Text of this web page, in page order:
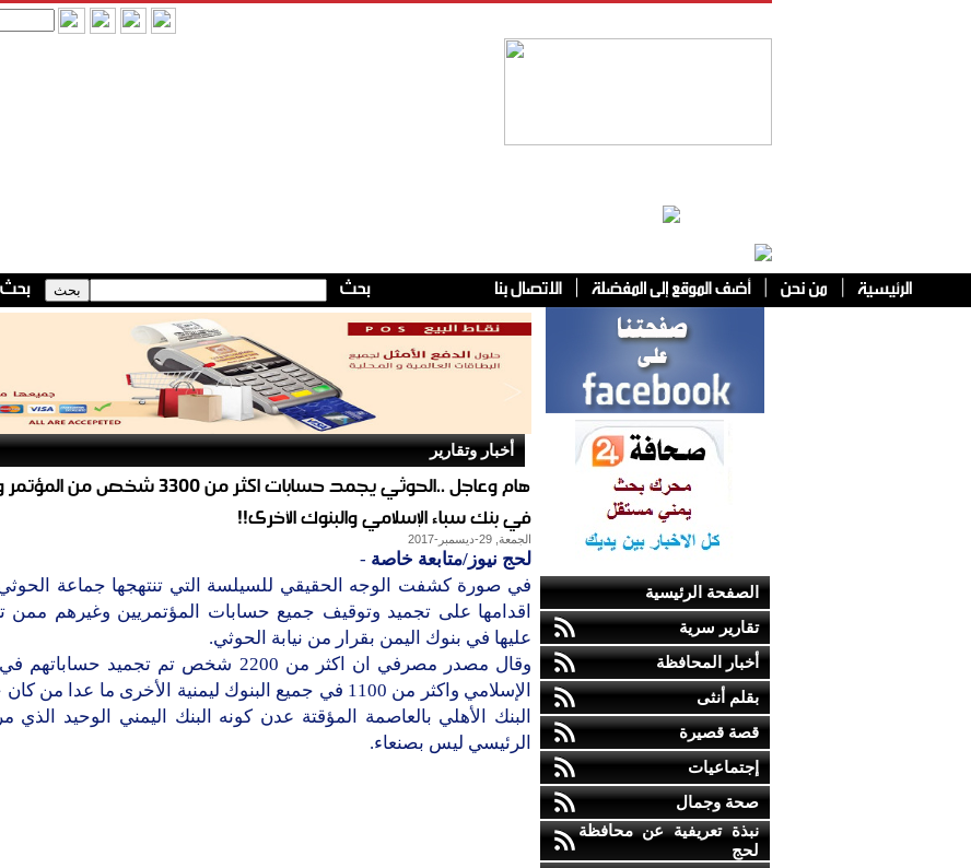
الصفحة الرئيسية
تقارير سرية
أخبار المحافظة
بقلم أنثى
قصة قصيرة
إجتماعيات
صحة وجمال
نبذة تعريفية عن محافظة
لحج
أخبار وتقارير
هام وعاجل ..الحوثي يجمد حسابات اكثر من 3300 شخص
في بنك سباء الإسلامي والبنوك الأخرى!!
الجمعة, 29-ديسمبر-2017
لحج نيوز/متابعة خاصة -
في صورة كشفت الوجه الحقيقي للسيلسة التي تنتهجها جماعة
اقدامها على تجميد وتوقيف جميع حسابات المؤتمريين وغيرهم ممن
عليها في بنوك اليمن بقرار من نيابة الحوثي.
وقال مصدر مصرفي ان اكثر من 2200 شخص تم تجميد
الإسلامي واكثر من 1100 في جميع البنوك ليمنية الأخرى ما عدا
البنك الأهلي بالعاصمة المؤقتة عدن كونه البنك اليمني الوحيد الذي
الرئيسي ليس بصنعاء.